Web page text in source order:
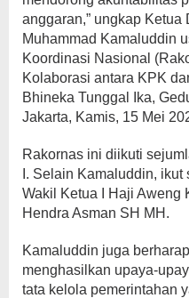
anggaran,” ungkap
Muhammad Kamaluddin
Koordinasi Nasional
Kolaborasi antara KPK
Bhineka Tunggal Ika,
Jakarta, Kamis, 15 Mei
Rakornas ini diikuti
I. Selain Kamaluddin,
Wakil Ketua I Haji Aweng
Hendra Asman SH MH.
Kamaluddin juga
menghasilkan upaya-
tata kelola pemerintahan